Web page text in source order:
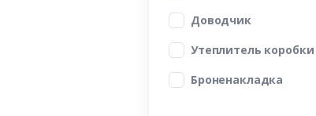
Доводчик
Утеплитель коробки
Броненакладка